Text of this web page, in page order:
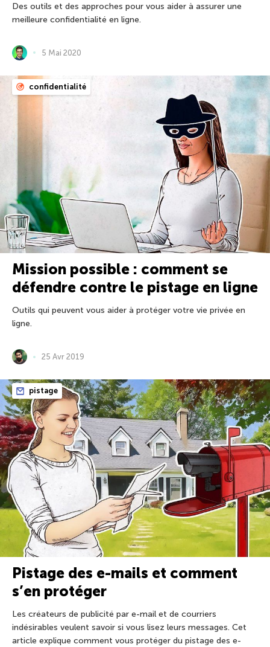
Des outils et des approches pour vous aider à assurer une
meilleure confidentialité en ligne.
5 Mai 2020
confidentialité
Mission possible : comment se
défendre contre le pistage en ligne
Outils qui peuvent vous aider à protéger votre vie privée en
ligne.
25 Avr 2019
pistage
Pistage des e-mails et comment
s’en protéger
Les créateurs de publicité par e-mail et de courriers
indésirables veulent savoir si vous lisez leurs messages. Cet
article explique comment vous protéger du pistage des e-